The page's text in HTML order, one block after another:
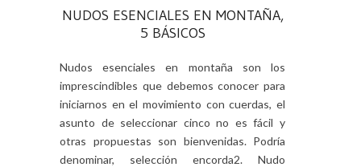
NUDOS ESENCIALES EN MONTAÑA,
5 BÁSICOS
Nudos esenciales en montaña son los
imprescindibles que debemos conocer para
iniciarnos en el movimiento con cuerdas, el
asunto de seleccionar cinco no es fácil y
otras propuestas son bienvenidas. Podría
denominar, selección encorda2. Nudo